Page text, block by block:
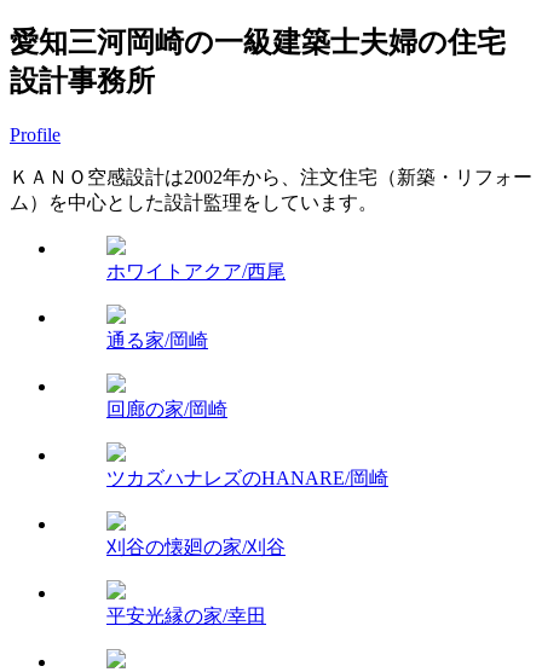
愛知三河岡崎の一級建築士夫婦の住宅
設計事務所
Profile
ＫＡＮＯ空感設計は2002年から、注文住宅（新築・リフォー
ム）を中心とした設計監理をしています。
ホワイトアクア/西尾
通る家/岡崎
回廊の家/岡崎
ツカズハナレズのHANARE/岡崎
刈谷の懐廻の家/刈谷
平安光縁の家/幸田